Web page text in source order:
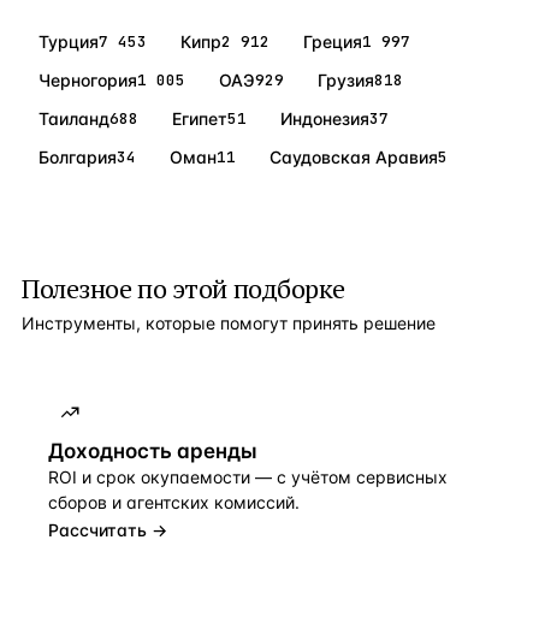
Турция7 453 Кипр2 912 Греция1 997
Черногория1 005 ОАЭ929 Грузия818
Таиланд688 Египет51 Индонезия37
Болгария34 Оман11 Саудовская Аравия5
Полезное по этой подборке
Инструменты, которые помогут принять решение
Доходность аренды
ROI и срок окупаемости — с учётом сервисных
сборов и агентских комиссий.
Рассчитать →